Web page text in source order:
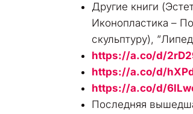
Другие книги
Иконопластика –
скульптуру),
https://a.co/d/
https://a.co/d/
https://a.co/d/
Последняя